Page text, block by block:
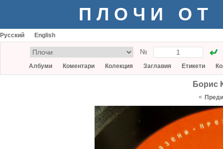
ПЛОЧИ ОТ
Русский English
№
Албуми Коментари Колекция Заглавия Етикети
Борис
«